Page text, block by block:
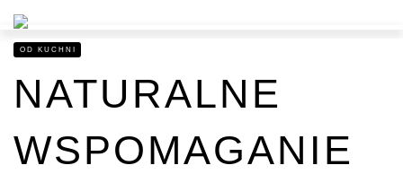
OD KUCHNI
NATURALNE
WSPOMAGANIE